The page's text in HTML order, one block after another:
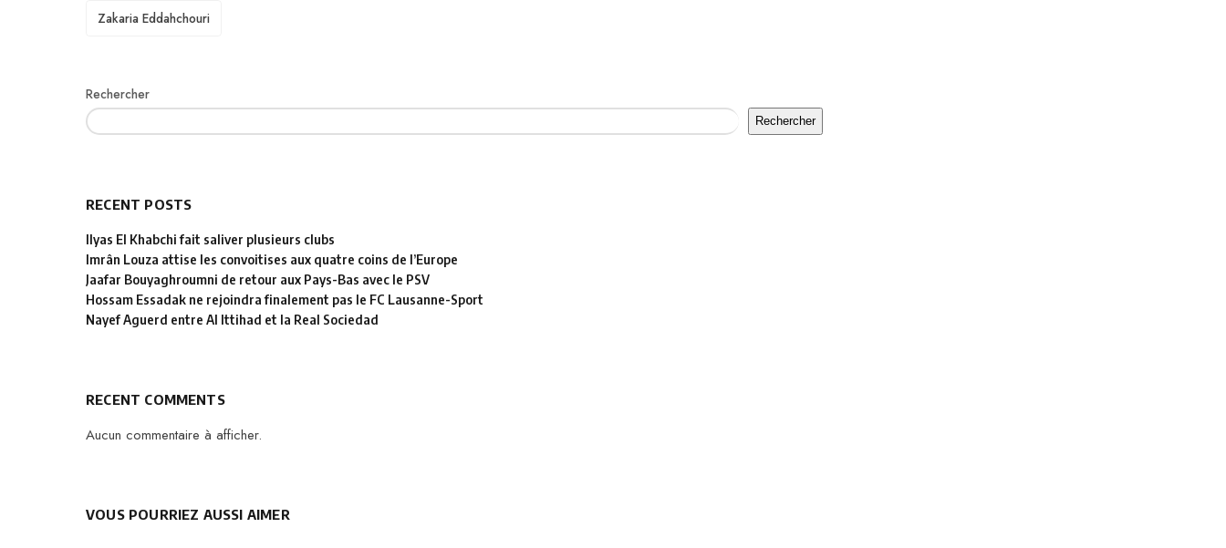
TAGS
Zakaria Eddahchouri
Rechercher
Rechercher
RECENT POSTS
Ilyas El Khabchi fait saliver plusieurs clubs
Imrân Louza attise les convoitises aux quatre coins de l’Europe
Jaafar Bouyaghroumni de retour aux Pays-Bas avec le PSV
Hossam Essadak ne rejoindra finalement pas le FC Lausanne-Sport
Nayef Aguerd entre Al Ittihad et la Real Sociedad
RECENT COMMENTS
Aucun commentaire à afficher.
VOUS POURRIEZ AUSSI AIMER